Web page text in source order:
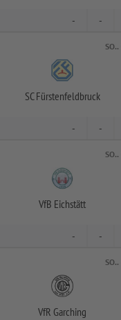
- -
SO..
SC Fürstenfeldbruck
- -
SO..
VfB Eichstätt
- -
SO..
VfR Garching